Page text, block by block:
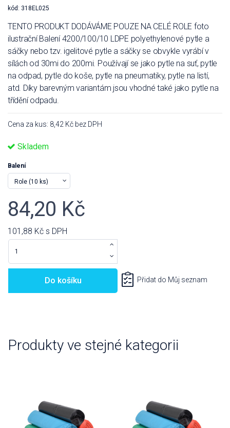
kód: 318EL025
TENTO PRODUKT DODÁVÁME POUZE NA CELÉ ROLE foto
ilustrační Balení 4200/100/10 LDPE polyethylenové pytle a
sáčky nebo tzv. igelitové pytle a sáčky se obvykle vyrábí v
sílách od 30mi do 200mi. Používají se jako pytle na suť, pytle
na odpad, pytle do koše, pytle na pneumatiky, pytle na listí,
atd. Díky barevným variantám jsou vhodné také jako pytle na
třídění odpadu.
Cena za kus: 8,42 Kč bez DPH
Skladem
Balení
84,20 Kč
101,88 Kč s DPH
Do košíku Přidat do Můj seznam
Produkty ve stejné kategorii